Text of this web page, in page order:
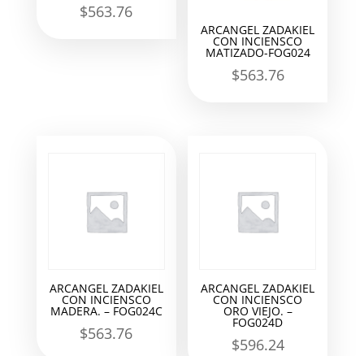
$563.76
ARCANGEL ZADAKIEL
CON INCIENSCO
MATIZADO-FOG024
$563.76
ARCANGEL ZADAKIEL
CON INCIENSCO
MADERA. – FOG024C
$563.76
ARCANGEL ZADAKIEL
CON INCIENSCO
ORO VIEJO. –
FOG024D
$596.24